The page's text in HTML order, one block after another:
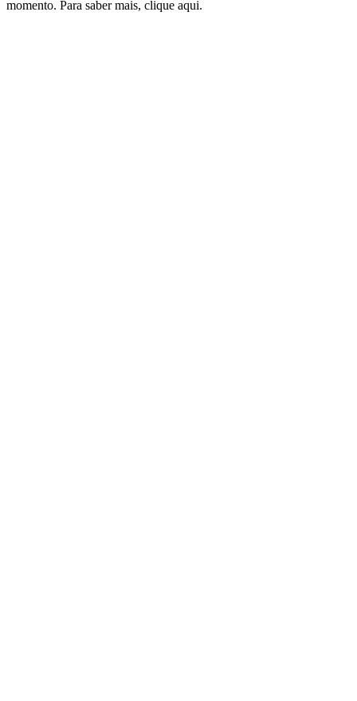
momento. Para saber mais, clique aqui.